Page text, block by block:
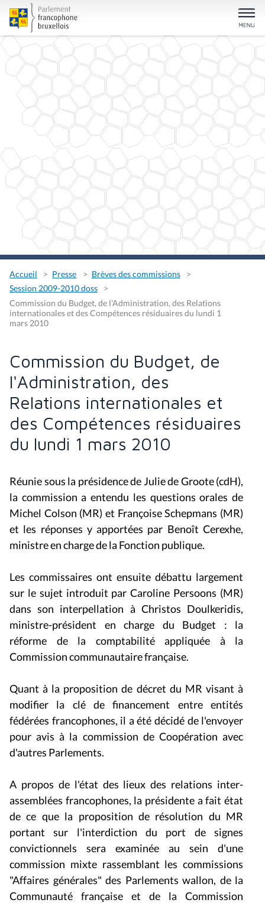
Accueil Presse
Brèves des commissions
Session 2009-2010 doss
Commission du Budget, de l'Administration, des Relations
internationales et des Compétences résiduaires du lundi 1
mars 2010
Commission du Budget, de
l'Administration, des
Relations internationales et
des Compétences résiduaires
du lundi 1 mars 2010
Réunie sous la présidence de Julie de Groote (cdH),
la commission a entendu les questions orales de
Michel Colson (MR) et Françoise Schepmans (MR)
et les réponses y apportées par Benoît Cerexhe,
ministre en charge de la Fonction publique.
Les commissaires ont ensuite débattu largement
sur le sujet introduit par Caroline Persoons (MR)
dans son interpellation à Christos Doulkeridis,
ministre-président en charge du Budget : la
réforme de la comptabilité appliquée à la
Commission communautaire française.
Quant à la proposition de décret du MR visant à
modifier la clé de financement entre entités
fédérées francophones, il a été décidé de l'envoyer
pour avis à la commission de Coopération avec
d'autres Parlements.
A propos de l'état des lieux des relations inter-
assemblées francophones, la présidente a fait état
de ce que la proposition de résolution du MR
portant sur l'interdiction du port de signes
convictionnels sera examinée au sein d'une
commission mixte rassemblant les commissions
"Affaires générales" des Parlements wallon, de la
Communauté française et de la Commission